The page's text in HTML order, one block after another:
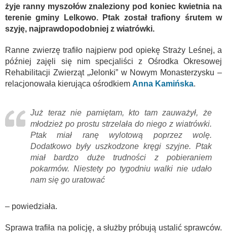
żyje ranny myszołów znaleziony pod koniec kwietnia na
terenie gminy Lelkowo. Ptak został trafiony śrutem w
szyję, najprawdopodobniej z wiatrówki.
Ranne zwierzę trafiło najpierw pod opiekę Straży Leśnej, a
później zajęli się nim specjaliści z Ośrodka Okresowej
Rehabilitacji Zwierząt „Jelonki” w Nowym Monasterzysku –
relacjonowała kierująca ośrodkiem Anna Kamińska.
Już teraz nie pamiętam, kto tam zauważył, że
młodzież po prostu strzelała do niego z wiatrówki.
Ptak miał ranę wylotową poprzez wolę.
Dodatkowo były uszkodzone kręgi szyjne. Ptak
miał bardzo duże trudności z pobieraniem
pokarmów. Niestety po tygodniu walki nie udało
nam się go uratować
– powiedziała.
Sprawa trafiła na policję, a służby próbują ustalić sprawców.